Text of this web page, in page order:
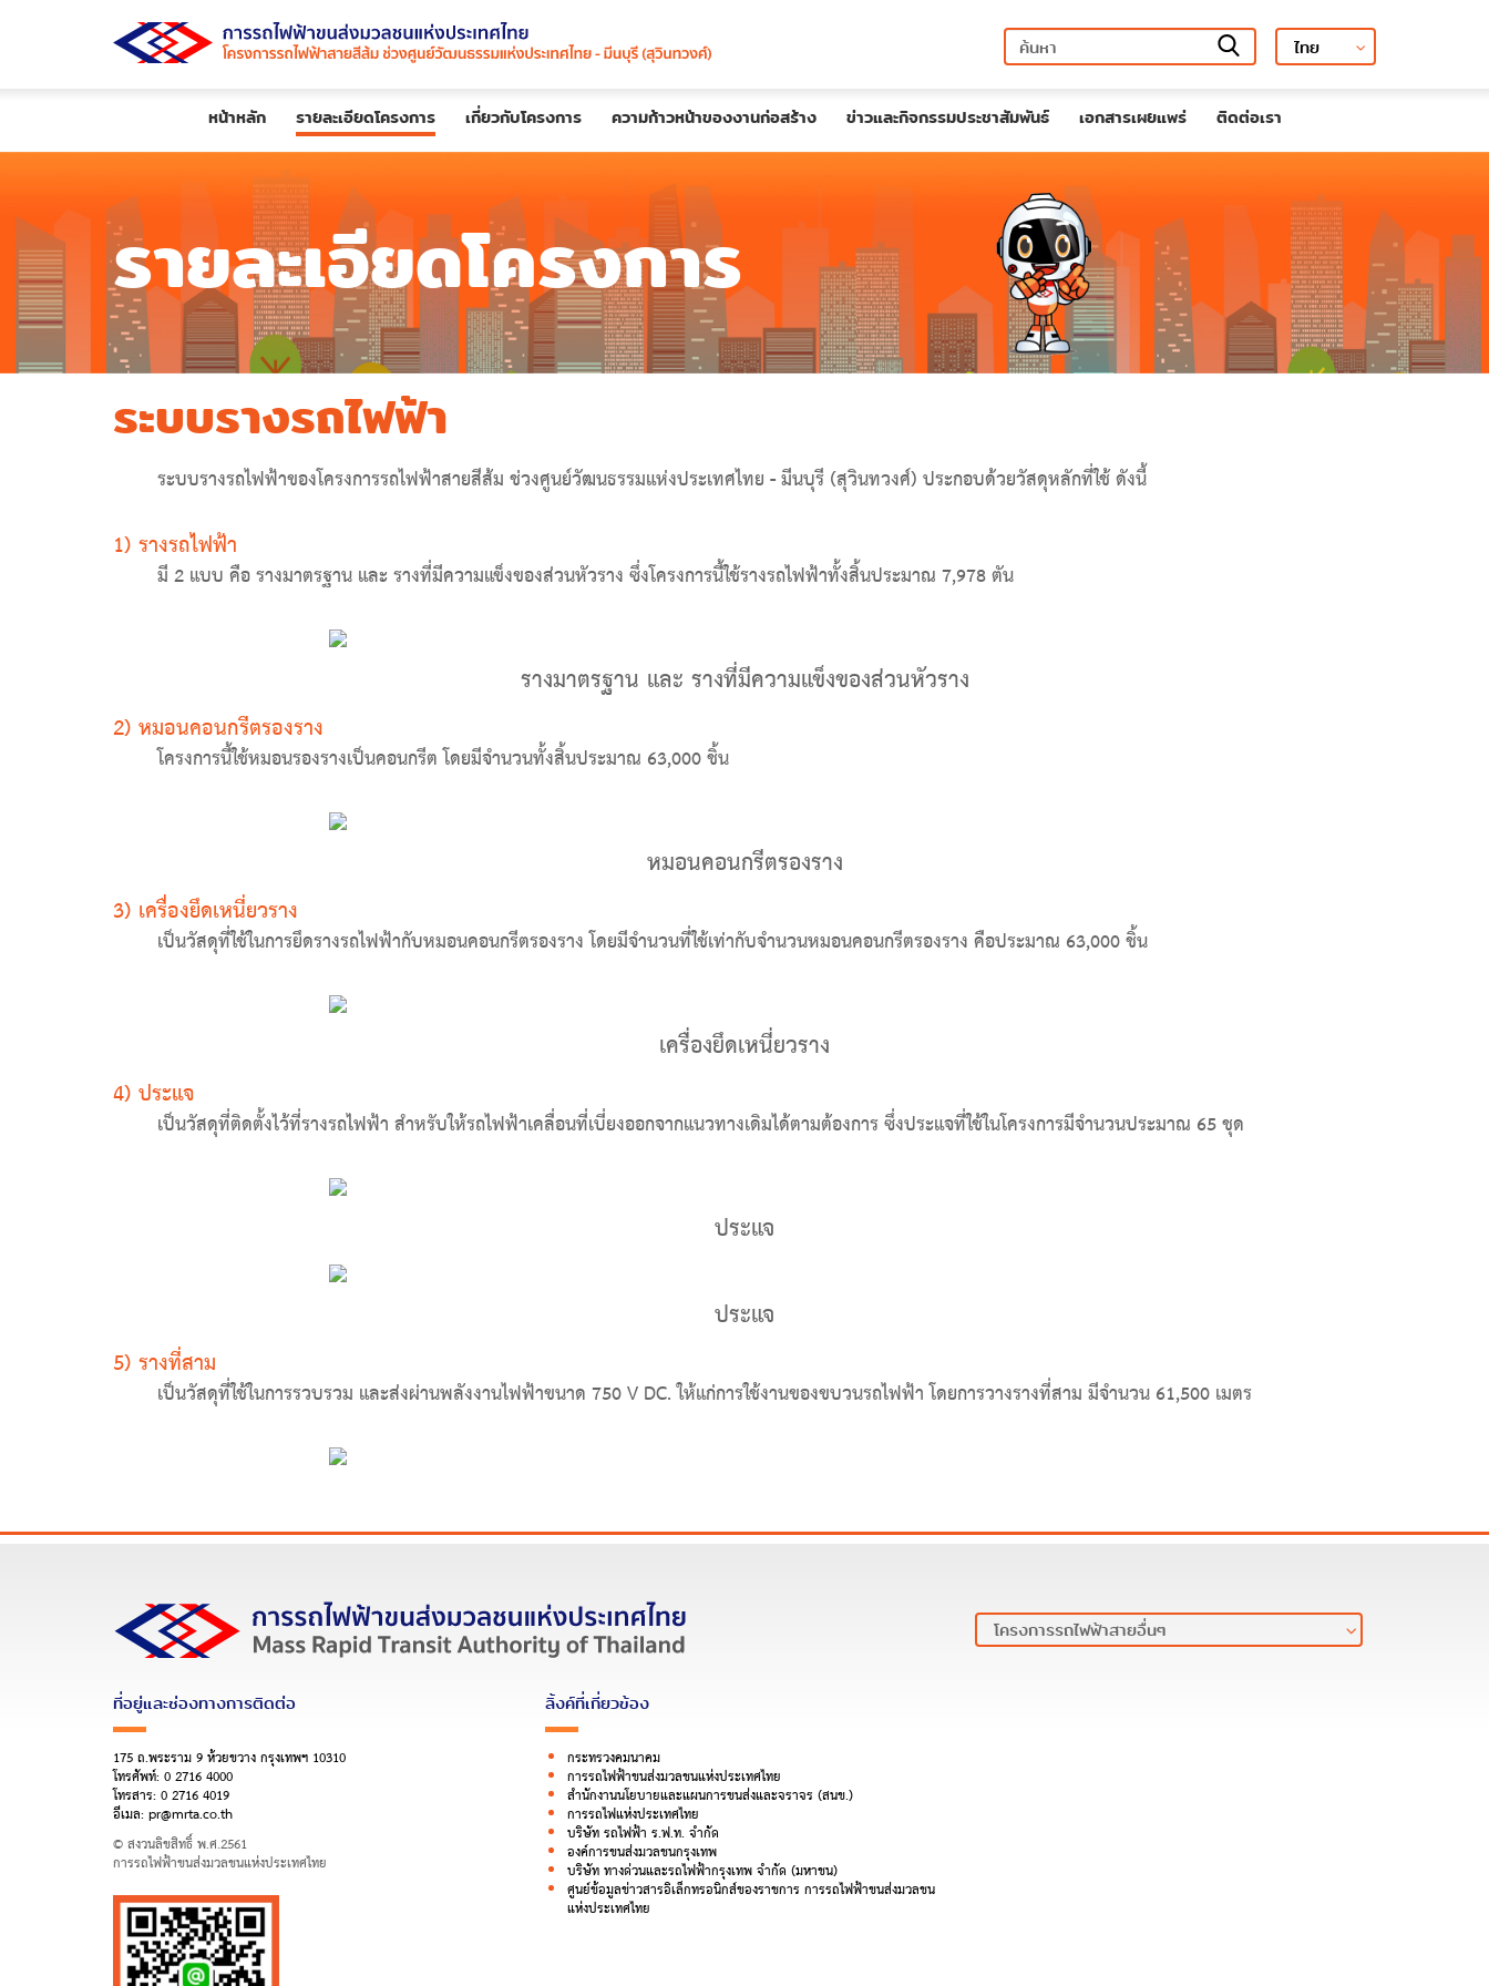
หน้าหลัก รายละเอียดโครงการ เกี่ยวกับโครงการ ความก้าวหน้าของงานก่อสร้าง ข่าวและกิจกรรมประชาสัมพันธ์ เอกสารเผยแพร่ ติดต่อเรา
รายละเอียดโครงการ
ระบบรางรถไฟฟ้า
ระบบรางรถไฟฟ้าของโครงการรถไฟฟ้าสายสีส้ม ช่วงศูนย์วัฒนธรรมแห่งประเทศไทย - มีนบุรี (สุวินทวงศ์) ประกอบด้วยวัสดุหลักที่ใช้ ดังนี้
1) รางรถไฟฟ้า
มี 2 แบบ คือ รางมาตรฐาน และ รางที่มีความแข็งของส่วนหัวราง ซึ่งโครงการนี้ใช้รางรถไฟฟ้าทั้งสิ้นประมาณ 7,978 ตัน
รางมาตรฐาน และ รางที่มีความแข็งของส่วนหัวราง
2) หมอนคอนกรีตรองราง
โครงการนี้ใช้หมอนรองรางเป็นคอนกรีต โดยมีจำนวนทั้งสิ้นประมาณ 63,000 ชิ้น
หมอนคอนกรีตรองราง
3) เครื่องยึดเหนี่ยวราง
เป็นวัสดุที่ใช้ในการยึดรางรถไฟฟ้ากับหมอนคอนกรีตรองราง โดยมีจำนวนที่ใช้เท่ากับจำนวนหมอนคอนกรีตรองราง คือประมาณ 63,000 ชิ้น
เครื่องยึดเหนี่ยวราง
4) ประแจ
เป็นวัสดุที่ติดตั้งไว้ที่รางรถไฟฟ้า สำหรับให้รถไฟฟ้าเคลื่อนที่เบี่ยงออกจากแนวทางเดิมได้ตามต้องการ ซึ่งประแจที่ใช้ในโครงการมีจำนวนประมาณ 65 ชุด
ประแจ
ประแจ
5) รางที่สาม
เป็นวัสดุที่ใช้ในการรวบรวม และส่งผ่านพลังงานไฟฟ้าขนาด 750 V DC. ให้แก่การใช้งานของขบวนรถไฟฟ้า โดยการวางรางที่สาม มีจำนวน 61,500 เมตร
ที่อยู่และช่องทางการติดต่อ
175 ถ.พระราม 9 ห้วยขวาง กรุงเทพฯ 10310
โทรศัพท์:0 2716 4000
โทรสาร:0 2716 4019
อีเมล:pr@mrta.co.th
© สงวนลิขสิทธิ์ พ.ศ.2561
การรถไฟฟ้าขนส่งมวลชนแห่งประเทศไทย
ลิ้งค์ที่เกี่ยวข้อง
กระทรวงคมนาคม
การรถไฟฟ้าขนส่งมวลชนแห่งประเทศไทย
สำนักงานนโยบายและแผนการขนส่งและจราจร (สนข.)
การรถไฟแห่งประเทศไทย
บริษัท รถไฟฟ้า ร.ฟ.ท. จำกัด
องค์การขนส่งมวลชนกรุงเทพ
บริษัท ทางด่วนและรถไฟฟ้ากรุงเทพ จำกัด (มหาชน)
ศูนย์ข้อมูลข่าวสารอิเล็กทรอนิกส์ของราชการ การรถไฟฟ้าขนส่งมวลชน
แห่งประเทศไทย